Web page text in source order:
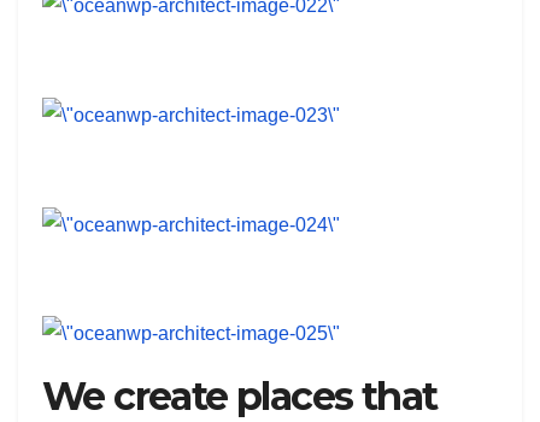
We create places that